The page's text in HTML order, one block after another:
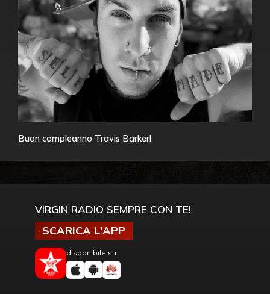
Buon compleanno Travis Barker!
VIRGIN RADIO SEMPRE CON TE!
SCARICA L'APP
disponibile su